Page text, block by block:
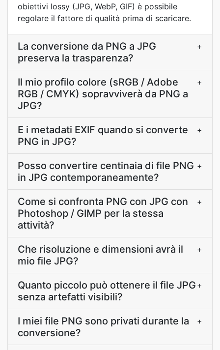
obiettivi lossy (JPG, WebP, GIF) è possibile
regolare il fattore di qualità prima di scaricare.
La conversione da PNG a JPG
preserva la trasparenza?
+
Il mio profilo colore (sRGB / Adobe
RGB / CMYK) sopravviverà da PNG a
JPG?
+
E i metadati EXIF quando si converte
PNG in JPG?
+
Posso convertire centinaia di file PNG
in JPG contemporaneamente?
+
Come si confronta PNG con JPG con
Photoshop / GIMP per la stessa
attività?
+
Che risoluzione e dimensioni avrà il
mio file JPG?
+
Quanto piccolo può ottenere il file JPG
senza artefatti visibili?
+
I miei file PNG sono privati durante la
conversione?
+